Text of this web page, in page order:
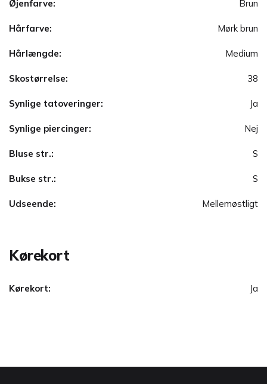
Øjenfarve: Brun
Hårfarve: Mørk brun
Hårlængde: Medium
Skostørrelse: 38
Synlige tatoveringer: Ja
Synlige piercinger: Nej
Bluse str.: S
Bukse str.: S
Udseende: Mellemøstligt
Kørekort
Kørekort: Ja